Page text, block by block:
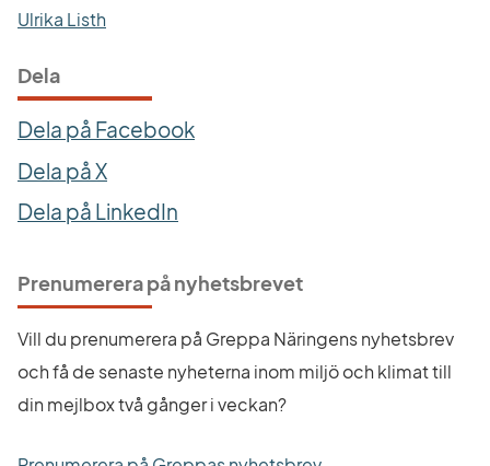
Ulrika Listh
Dela
Dela på Facebook
Dela på X
Dela på LinkedIn
Prenumerera på nyhetsbrevet
Vill du prenumerera på Greppa Näringens nyhetsbrev
och få de senaste nyheterna inom miljö och klimat till
din mejlbox två gånger i veckan?